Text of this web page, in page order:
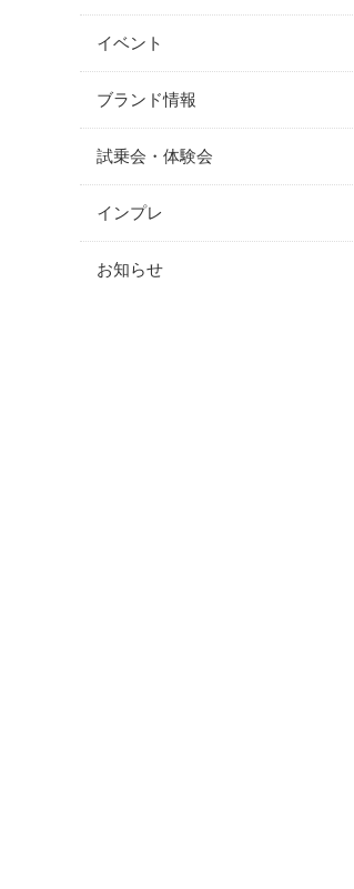
イベント
ブランド情報
試乗会・体験会
インプレ
お知らせ